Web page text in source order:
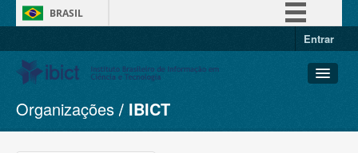
BRASIL
Entrar
Conjuntos de dados
Organizações
Organizações IBICT